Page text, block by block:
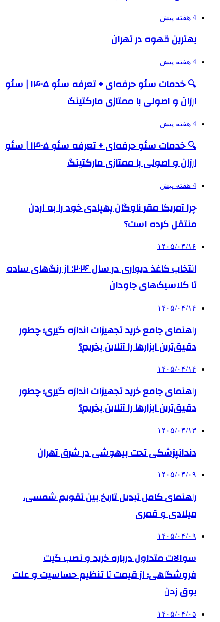
4 هفته پیش
بهترین قهوه در تهران
4 هفته پیش
🔍 خدمات سئو حرفه‌ای + تعرفه سئو ۱۴۰۵ | سئو
ارزان و اصولی با ممتازی مارکتینگ
4 هفته پیش
🔍 خدمات سئو حرفه‌ای + تعرفه سئو ۱۴۰۵ | سئو
ارزان و اصولی با ممتازی مارکتینگ
4 هفته پیش
چرا آمریکا مقر ناوگان پهپادی خود را به اردن
منتقل کرده است؟
۱۴۰۵/۰۴/۱۶
انتخاب کاغذ دیواری در سال ۲۰۲۶: از رنگ‌های ساده
تا کلاسیک‌های جاودان
۱۴۰۵/۰۴/۱۴
راهنمای جامع خرید تجهیزات اندازه گیری؛ چطور
دقیق‌ترین ابزارها را آنلاین بخریم؟
۱۴۰۵/۰۴/۱۴
راهنمای جامع خرید تجهیزات اندازه گیری؛ چطور
دقیق‌ترین ابزارها را آنلاین بخریم؟
۱۴۰۵/۰۴/۱۳
دندانپزشکی تحت بیهوشی در شرق تهران
۱۴۰۵/۰۴/۰۹
راهنمای کامل تبدیل تاریخ بین تقویم شمسی،
میلادی و قمری
۱۴۰۵/۰۴/۰۹
سوالات متداول درباره خرید و نصب گیت
فروشگاهی؛ از قیمت تا تنظیم حساسیت و علت
بوق زدن
۱۴۰۵/۰۴/۰۵